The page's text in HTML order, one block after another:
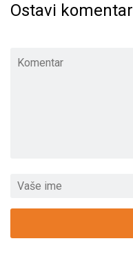
Ostavi komentar